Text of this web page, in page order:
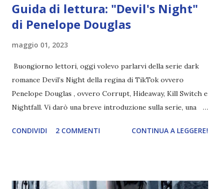
Guida di lettura: "Devil's Night"
di Penelope Douglas
maggio 01, 2023
Buongiorno lettori, oggi volevo parlarvi della serie dark
romance Devil’s Night della regina di TikTok ovvero
Penelope Douglas , ovvero Corrupt, Hideaway, Kill Switch e
Nightfall. Vi darò una breve introduzione sulla serie, una
e anche un breve commento sui libri singoli. I libri sono in
CONDIVIDI 2 COMMENTI CONTINUA A LEGGERE!